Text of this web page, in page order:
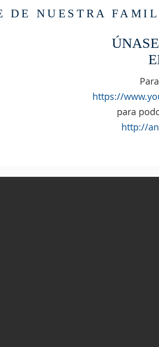
DE NUESTRA
https://
para
http://